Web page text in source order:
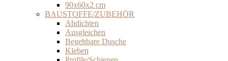
90x60x2 cm
BAUSTOFFE/ZUBEHÖR
Abdichten
Ausgleichen
Begehbare Dusche
Kleben